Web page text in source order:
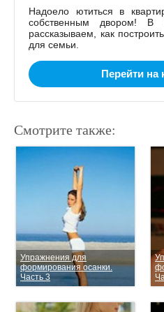
Надоело ютиться в
собственным двором! В
рассказываем, как
для семьи.
Перейти на
Смотрите также:
Упражнения для
формирования осанки.
Часть 3